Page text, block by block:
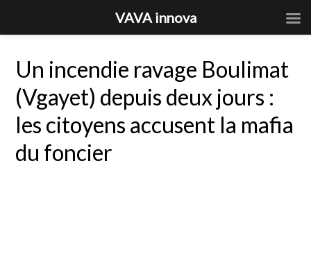
Un incendie ravage Boulimat
(Vgayet) depuis deux jours :
les citoyens accusent la mafia
du foncier
VAVA innova